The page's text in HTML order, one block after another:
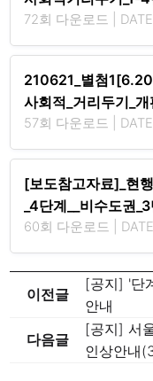
72회 다운로드 |
210621_별첨
사회적_거리두기_
57회 다운로드 |
[보도참고자료]_현
_4단계__비수도권
60회 다운로드 |
이전글
[공지] '단
안내
다음글
[공지] 서
인상안내